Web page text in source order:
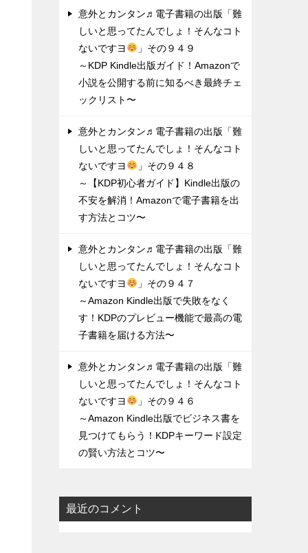
意外とカンタン♬電子書籍の出版「難
しいと思ってたんでしょ！そんなコト
ないですヨ
」その９４９
～KDP Kindle出版ガイド！Amazonで
小説を公開する前に知るべき最終チェ
ックリスト〜
意外とカンタン♬電子書籍の出版「難
しいと思ってたんでしょ！そんなコト
ないですヨ
」その９４８
～【KDP初心者ガイド】Kindle出版の
不安を解消！Amazonで電子書籍を出
す方法とコツ〜
意外とカンタン♬電子書籍の出版「難
しいと思ってたんでしょ！そんなコト
ないですヨ
」その９４７
～Amazon Kindle出版で失敗をなく
す！KDPのプレビュー機能で最高の電
子書籍を届ける方法〜
意外とカンタン♬電子書籍の出版「難
しいと思ってたんでしょ！そんなコト
ないですヨ
」その９４６
～Amazon Kindle出版でビジネス書を
見つけてもらう！KDPキーワード設定
の賢い方法とコツ〜
最近のコメント